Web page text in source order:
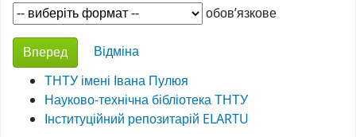
ТНТУ імені Івана Пулюя
Науково-технічна бібліотека ТНТУ
Інституційний репозитарій ELARTU
обов’язкове
Choose actionВідміна